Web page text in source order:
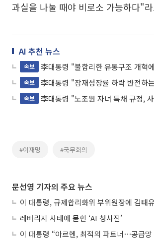
과실을 나눌 때야 비로소 가능하다"
AI 추천 뉴스
속보 李대통령 "불합리한 유통구조 개혁
속보 李대통령 "잠재성장률 하락 반전하
속보 李대통령 "노조원 자녀 특채 규정, 사회갈등
#이재명 #국무회의
문선영 기자의 주요 뉴스
레버리지 사태에 묻힌 ‘AI 청사진’